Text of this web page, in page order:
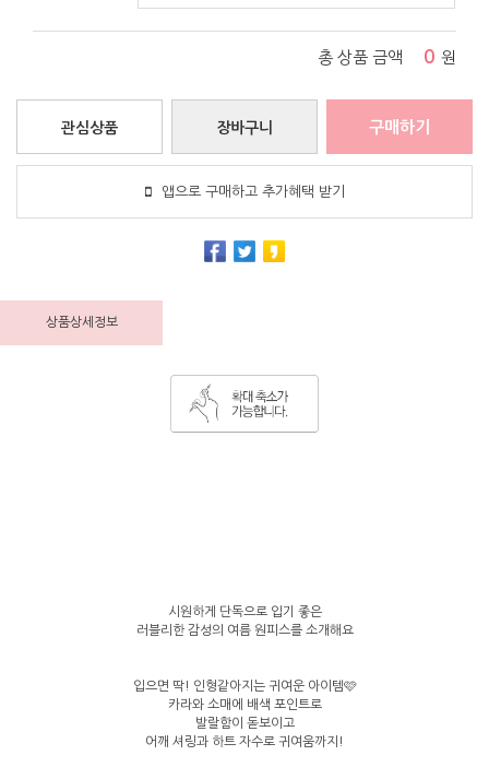
총 상품 금액 0 원
장바구니
관심상품 구매하기
앱으로 구매하고 추가혜택 받기
상품상세정보
시원하게 단독으로 입기 좋은
러블리한 감성의 여름 원피스를 소개해요
입으면 딱! 인형같아지는 귀여운 아이템🩷
카라와 소매에 배색 포인트로
발랄함이 돋보이고
어깨 셔링과 하트 자수로 귀여움까지!